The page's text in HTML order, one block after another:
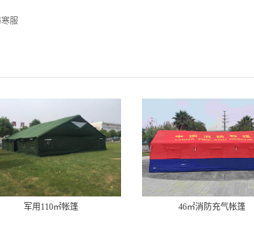
寒服
46㎡消防充气帐篷 12㎡警用棉帐篷